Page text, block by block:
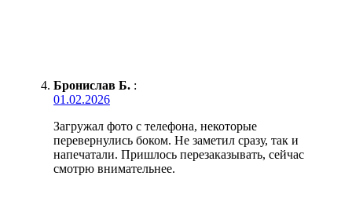
Бронислав Б. :
01.02.2026
Загружал фото с телефона, некоторые
перевернулись боком. Не заметил сразу, так и
напечатали. Пришлось перезаказывать, сейчас
смотрю внимательнее.